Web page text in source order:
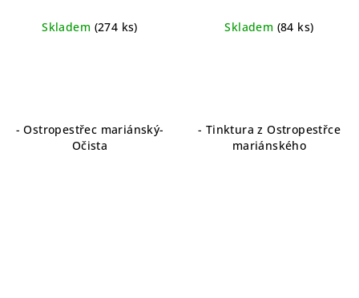
mariánským
Skladem (274 ks)
- Ostropestřec mariánský-
Očista
mariánského pro zdraví
jater
Skladem (84 ks)
- Tinktura z Ostropestřce
mariánského